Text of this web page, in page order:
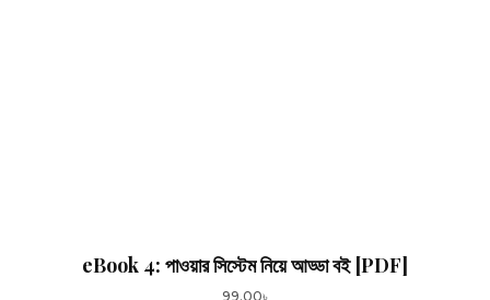
eBook 4: পাওয়ার সিস্টেম নিয়ে আড্ডা বই [PDF]
99.00৳